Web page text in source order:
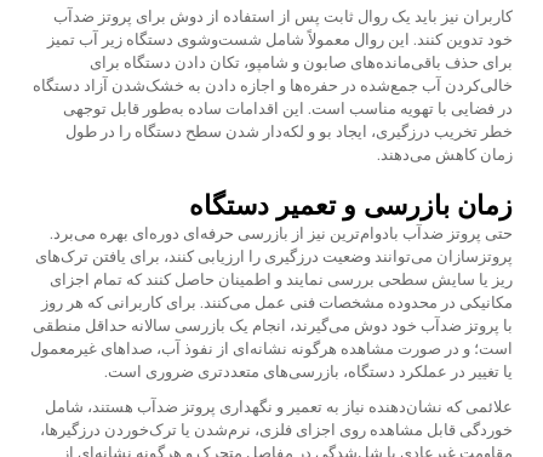
کاربران نیز باید یک روال ثابت پس از استفاده از دوش برای پروتز ضدآب
خود تدوین کنند. این روال معمولاً شامل شست‌وشوی دستگاه زیر آب تمیز
برای حذف باقی‌مانده‌های صابون و شامپو، تکان دادن دستگاه برای
خالی‌کردن آب جمع‌شده در حفره‌ها و اجازه دادن به خشک‌شدن آزاد دستگاه
در فضایی با تهویه مناسب است. این اقدامات ساده به‌طور قابل توجهی
خطر تخریب درزگیری، ایجاد بو و لکه‌دار شدن سطح دستگاه را در طول
زمان کاهش می‌دهند.
زمان بازرسی و تعمیر دستگاه
حتی پروتز ضدآب بادوام‌ترین نیز از بازرسی حرفه‌ای دوره‌ای بهره می‌برد.
پروتزسازان می‌توانند وضعیت درزگیری را ارزیابی کنند، برای یافتن ترک‌های
ریز یا سایش سطحی بررسی نمایند و اطمینان حاصل کنند که تمام اجزای
مکانیکی در محدوده مشخصات فنی عمل می‌کنند. برای کاربرانی که هر روز
با پروتز ضدآب خود دوش می‌گیرند، انجام یک بازرسی سالانه حداقل منطقی
است؛ و در صورت مشاهده هرگونه نشانه‌ای از نفوذ آب، صداهای غیرمعمول
یا تغییر در عملکرد دستگاه، بازرسی‌های متعددتری ضروری است.
علائمی که نشان‌دهنده نیاز به تعمیر و نگهداری پروتز ضدآب هستند، شامل
خوردگی قابل مشاهده روی اجزای فلزی، نرم‌شدن یا ترک‌خوردن درزگیرها،
مقاومت غیرعادی یا شل‌شدگی در مفاصل متحرک و هرگونه نشانه‌ای از